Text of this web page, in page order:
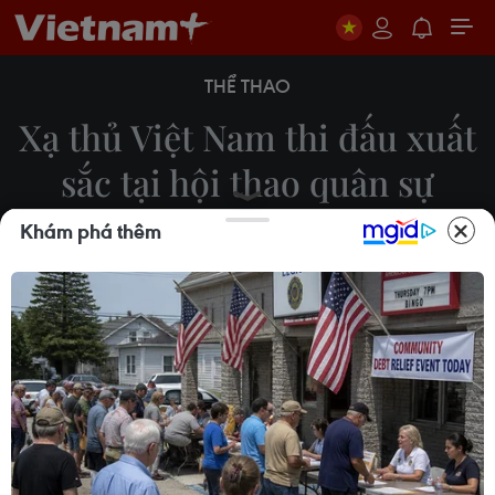
THỂ THAO
Xạ thủ Việt Nam thi đấu xuất
sắc tại hội thao quân sự
Army Games 2019
Vi Diệu
08/08/2019 08:00
Nhóm xạ thủ của Việt Nam đã giành thứ hạng cao
tại nội dung bắn tỉa Sniper Frontier trong khuôn
khổ hội thao quân sự quốc tế Army Games 2019
diễn ra ở Belarus.
Khám phá thêm